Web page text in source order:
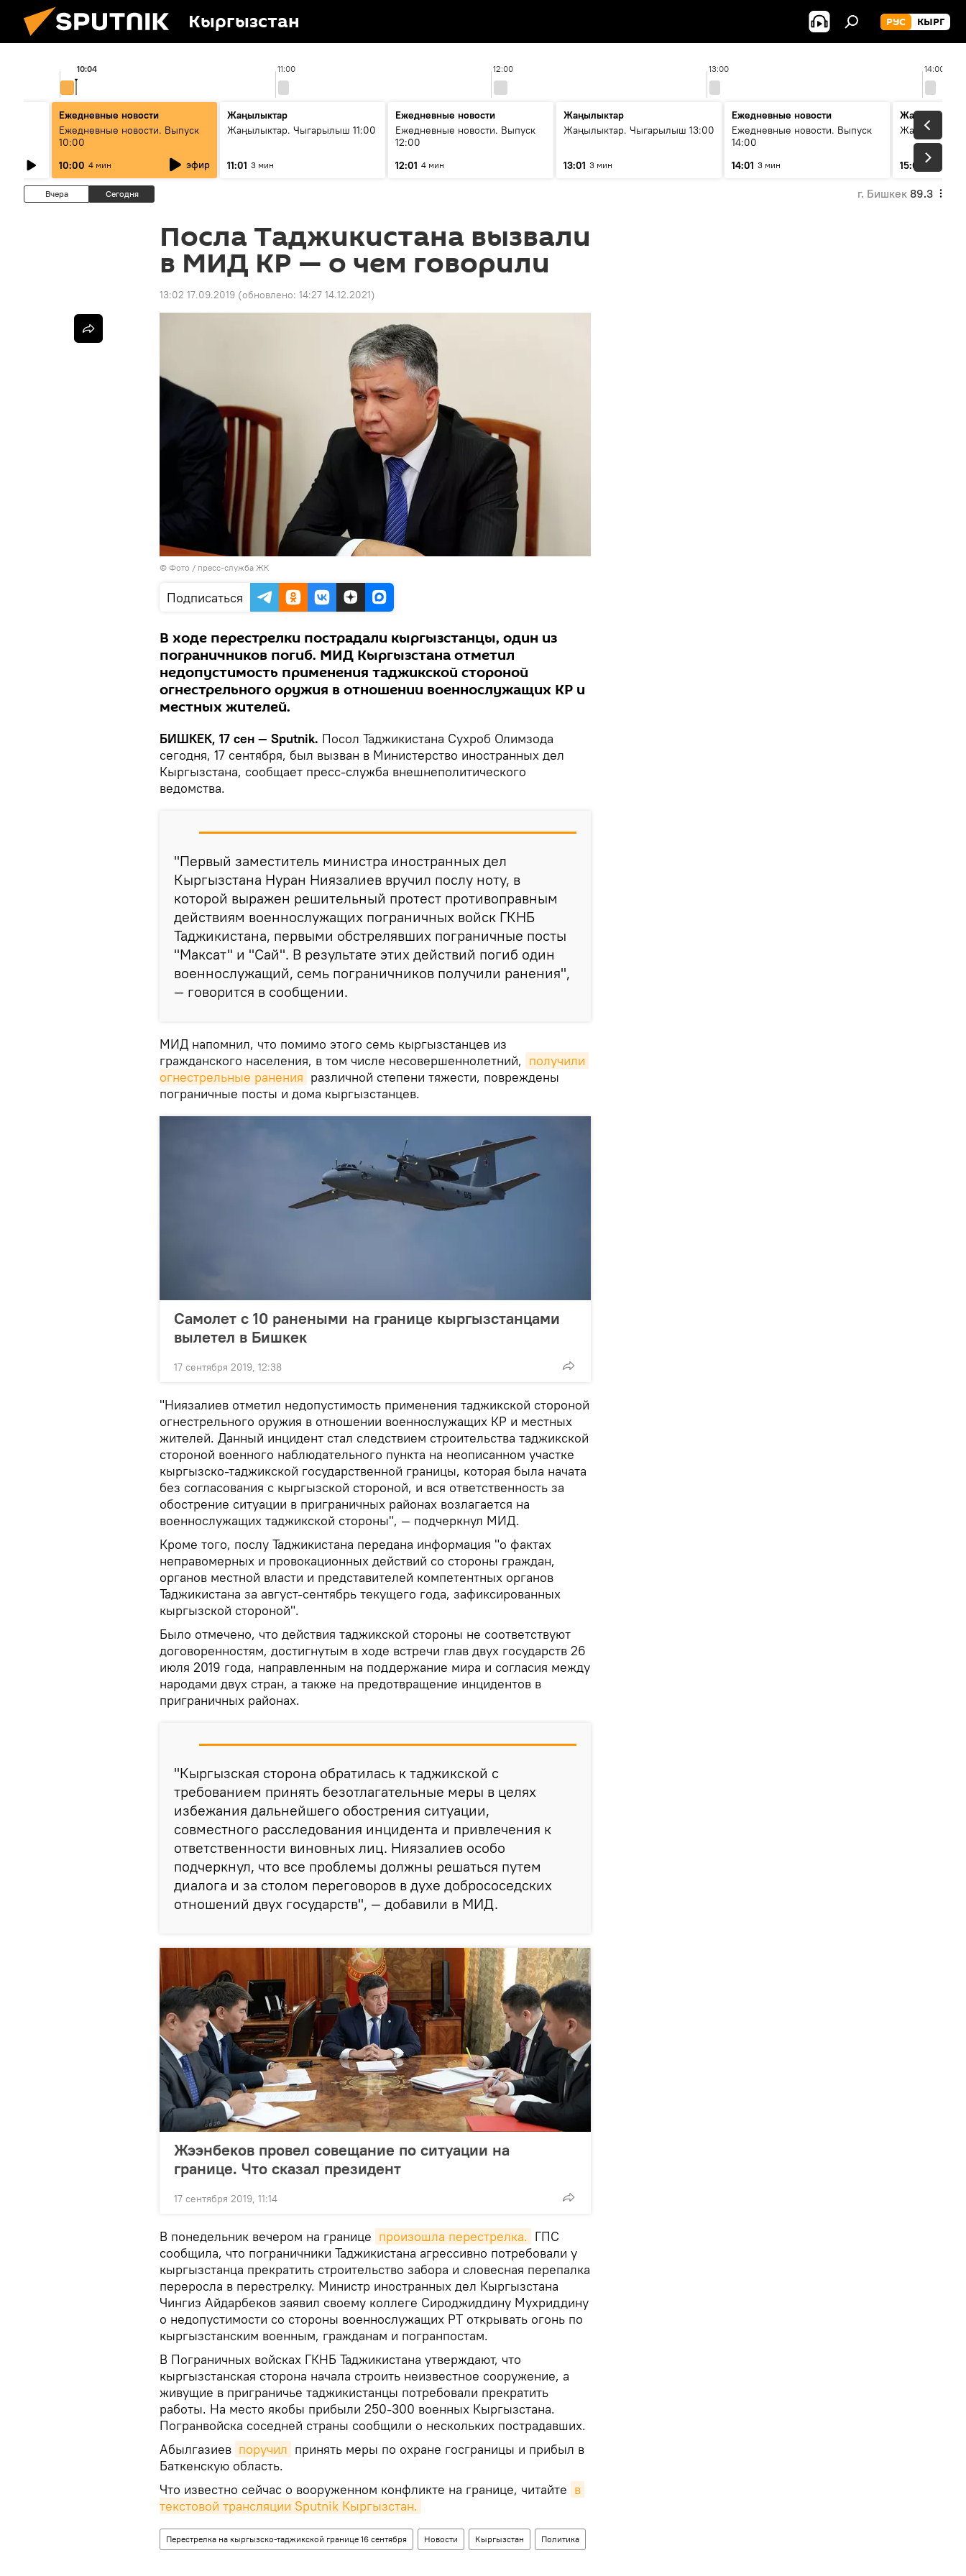
Кыргызстан РУС КЫРГ
11:00 12:00 13:00 14:00
10:04
Ежедневные новости
Ежедневные новости. Выпуск
10:00
10:00 4 мин эфир
Жаңылыктар
Жаңылыктар. Чыгарылыш 11:00
11:01 3 мин
Ежедневные новости
Ежедневные новости. Выпуск
12:00
12:01 4 мин
Жаңылыктар
Жаңылыктар. Чыгарылыш 13:00
13:01 3 мин
Ежедневные новости
Ежедневные новости. Выпуск
14:00
14:01 3 мин
Жаңылыктар
15:01 3 мин
Вчера Сегодня г. Бишкек 89.3
Посла Таджикистана вызвали
в МИД КР — о чем говорили
13:02 17.09.2019 (обновлено: 14:27 14.12.2021)
© Фото / пресс-служба ЖК
Подписаться
В ходе перестрелки пострадали кыргызстанцы, один из
пограничников погиб. МИД Кыргызстана отметил
недопустимость применения таджикской стороной
огнестрельного оружия в отношении военнослужащих КР и
местных жителей.
БИШКЕК, 17 сен — Sputnik. Посол Таджикистана Сухроб Олимзода
сегодня, 17 сентября, был вызван в Министерство иностранных дел
Кыргызстана, сообщает пресс-служба внешнеполитического
ведомства.
"Первый заместитель министра иностранных дел
Кыргызстана Нуран Ниязалиев вручил послу ноту, в
которой выражен решительный протест противоправным
действиям военнослужащих пограничных войск ГКНБ
Таджикистана, первыми обстрелявших пограничные посты
"Максат" и "Сай". В результате этих действий погиб один
военнослужащий, семь пограничников получили ранения",
— говорится в сообщении.
МИД напомнил, что помимо этого семь кыргызстанцев из
гражданского населения, в том числе несовершеннолетний, получили
огнестрельные ранения различной степени тяжести, повреждены
пограничные посты и дома кыргызстанцев.
Самолет с 10 ранеными на границе кыргызстанцами
вылетел в Бишкек
17 сентября 2019, 12:38
"Ниязалиев отметил недопустимость применения таджикской стороной
огнестрельного оружия в отношении военнослужащих КР и местных
жителей. Данный инцидент стал следствием строительства таджикской
стороной военного наблюдательного пункта на неописанном участке
кыргызско-таджикской государственной границы, которая была начата
без согласования с кыргызской стороной, и вся ответственность за
обострение ситуации в приграничных районах возлагается на
военнослужащих таджикской стороны", — подчеркнул МИД.
Кроме того, послу Таджикистана передана информация "о фактах
неправомерных и провокационных действий со стороны граждан,
органов местной власти и представителей компетентных органов
Таджикистана за август-сентябрь текущего года, зафиксированных
кыргызской стороной".
Было отмечено, что действия таджикской стороны не соответствуют
договоренностям, достигнутым в ходе встречи глав двух государств 26
июля 2019 года, направленным на поддержание мира и согласия между
народами двух стран, а также на предотвращение инцидентов в
приграничных районах.
"Кыргызская сторона обратилась к таджикской с
требованием принять безотлагательные меры в целях
избежания дальнейшего обострения ситуации,
совместного расследования инцидента и привлечения к
ответственности виновных лиц. Ниязалиев особо
подчеркнул, что все проблемы должны решаться путем
диалога и за столом переговоров в духе добрососедских
отношений двух государств", — добавили в МИД.
Жээнбеков провел совещание по ситуации на
границе. Что сказал президент
17 сентября 2019, 11:14
В понедельник вечером на границе произошла перестрелка. ГПС
сообщила, что пограничники Таджикистана агрессивно потребовали у
кыргызстанца прекратить строительство забора и словесная перепалка
переросла в перестрелку. Министр иностранных дел Кыргызстана
Чингиз Айдарбеков заявил своему коллеге Сироджиддину Мухриддину
о недопустимости со стороны военнослужащих РТ открывать огонь по
кыргызстанским военным, гражданам и погранпостам.
В Пограничных войсках ГКНБ Таджикистана утверждают, что
кыргызстанская сторона начала строить неизвестное сооружение, а
живущие в приграничье таджикистанцы потребовали прекратить
работы. На место якобы прибыли 250-300 военных Кыргызстана.
Погранвойска соседней страны сообщили о нескольких пострадавших.
Абылгазиев поручил принять меры по охране госграницы и прибыл в
Баткенскую область.
Что известно сейчас о вооруженном конфликте на границе, читайте в
текстовой трансляции Sputnik Кыргызстан.
Перестрелка на кыргызско-таджикской границе 16 сентября Новости Кыргызстан Политика